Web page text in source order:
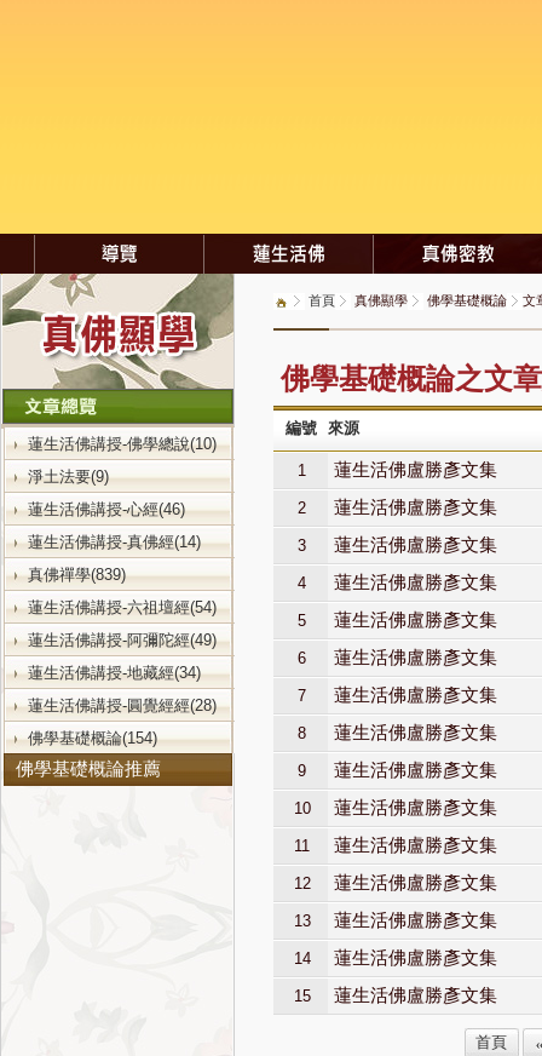
蓮生活佛講授-佛學總說(10)
淨土法要(9)
蓮生活佛講授-心經(46)
蓮生活佛講授-真佛經(14)
真佛禪學(839)
蓮生活佛講授-六祖壇經(54)
蓮生活佛講授-阿彌陀經(49)
蓮生活佛講授-地藏經(34)
蓮生活佛講授-圓覺經經(28)
佛學基礎概論(154)
佛學基礎概論推薦
首頁 真佛顯學 佛學基礎概論 文
佛學基礎概論之文
編號 來源
1 蓮生活佛盧勝彥文集
2 蓮生活佛盧勝彥文集
3 蓮生活佛盧勝彥文集
4 蓮生活佛盧勝彥文集
5 蓮生活佛盧勝彥文集
6 蓮生活佛盧勝彥文集
7 蓮生活佛盧勝彥文集
8 蓮生活佛盧勝彥文集
9 蓮生活佛盧勝彥文集
10 蓮生活佛盧勝彥文集
11 蓮生活佛盧勝彥文集
12 蓮生活佛盧勝彥文集
13 蓮生活佛盧勝彥文集
14 蓮生活佛盧勝彥文集
15 蓮生活佛盧勝彥文集
首頁